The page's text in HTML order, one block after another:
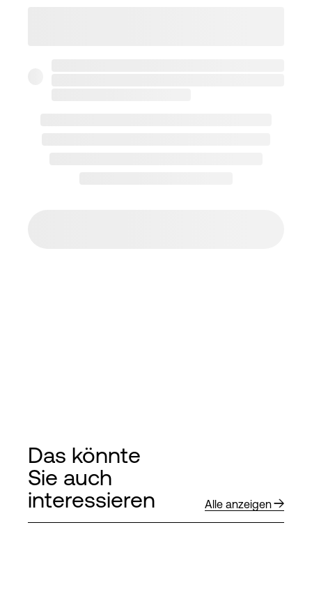
Das könnte
Sie auch
interessieren
Alle anzeigen